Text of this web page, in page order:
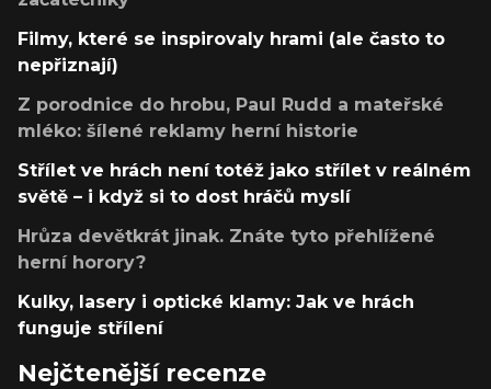
Filmy, které se inspirovaly hrami (ale často to
nepřiznají)
Z porodnice do hrobu, Paul Rudd a mateřské
mléko: šílené reklamy herní historie
Střílet ve hrách není totéž jako střílet v reálném
světě – i když si to dost hráčů myslí
Hrůza devětkrát jinak. Znáte tyto přehlížené
herní horory?
Kulky, lasery i optické klamy: Jak ve hrách
funguje střílení
Nejčtenější recenze